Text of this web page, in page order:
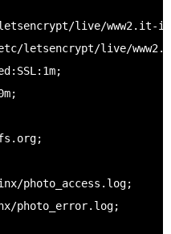
live/www2.it-
letsencrypt/live/
photo_access.log;
/